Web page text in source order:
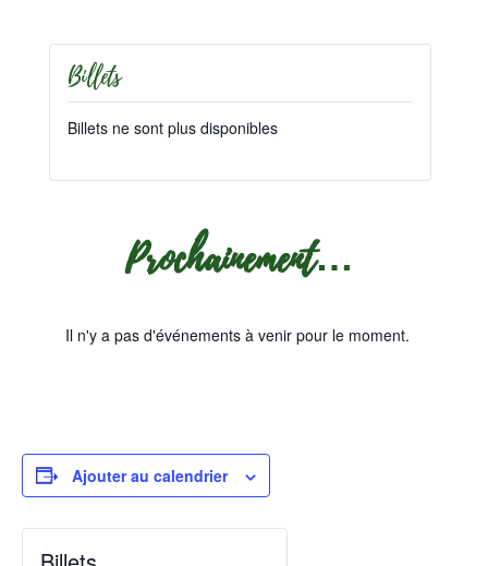
Billets
Billets ne sont plus disponibles
Prochainement…
Il n'y a pas d'événements à venir pour le moment.
Ajouter au calendrier